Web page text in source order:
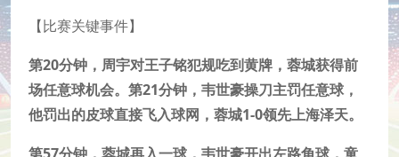
【比赛关键事件】
第20分钟，周宇对王子铭犯规吃到黄牌，蓉城获得前
场任意球机会。第21分钟，韦世豪操刀主罚任意球，
他罚出的皮球直接飞入球网，蓉城1-0领先上海泽天。